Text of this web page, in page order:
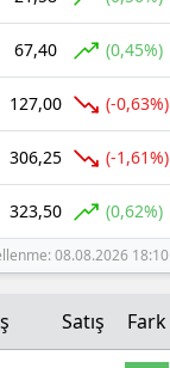
67,40 (0,45%)
127,00 (-0,63%)
306,25 (-1,61%)
323,50 (0,62%)
08.08.2026 18:10
Satış Fark